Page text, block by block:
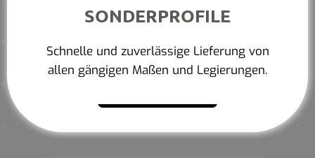
SONDERPROFILE
Schnelle und zuverlässige Lieferung von
allen gängigen Maßen und Legierungen.